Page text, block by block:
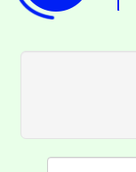
桃
視
半
大
份
大
份
淨